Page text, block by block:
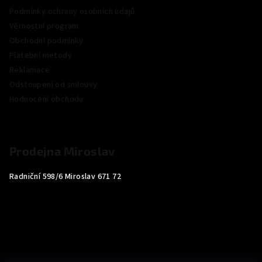
Radniční 598/6 Miroslav 671 72